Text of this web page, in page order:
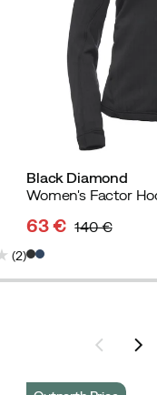
(2)
Black Diamond
Women's Factor
discounted
price
63 €
original
price
140 €